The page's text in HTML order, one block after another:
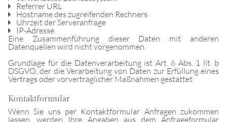
Referrer URL
Hostname des zugreifenden Rechners
Uhrzeit der Serveranfrage
IP-Adresse
Eine Zusammenführung dieser Daten mit anderen
Datenquellen wird nicht vorgenommen.
Grundlage für die Datenverarbeitung ist Art. 6 Abs. 1 lit. b
DSGVO, der die Verarbeitung von Daten zur Erfüllung eines
Vertrags oder vorvertraglicher Maßnahmen gestattet.
Kontaktformular
Wenn Sie uns per Kontaktformular Anfragen zukommen
lassen, werden Ihre Angaben aus dem Anfrageformular